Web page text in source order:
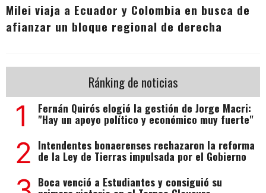
Milei viaja a Ecuador y Colombia en busca de
afianzar un bloque regional de derecha
Ránking de noticias
1 Fernán Quirós elogió la gestión de Jorge Macri:
"Hay un apoyo político y económico muy fuerte"
2 Intendentes bonaerenses rechazaron la reforma
de la Ley de Tierras impulsada por el Gobierno
Boca venció a Estudiantes y consiguió su